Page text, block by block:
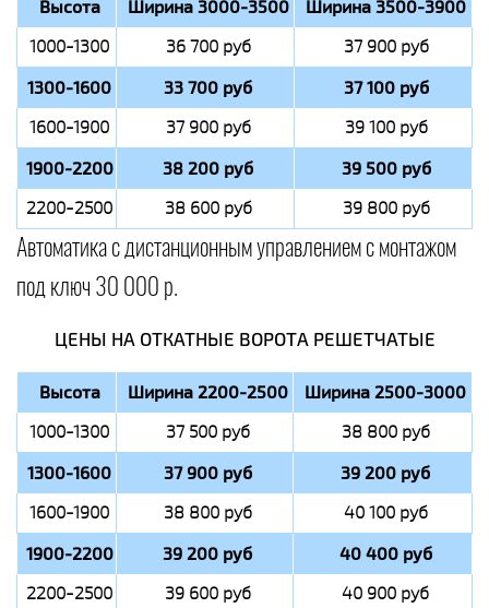
Высота Ширина 3000-3500 Ширина 3500-3900
1000-1300 36 700 руб 37 900 руб
1300-1600 33 700 руб 37 100 руб
1600-1900 37 900 руб 39 100 руб
1900-2200 38 200 руб 39 500 руб
2200-2500 38 600 руб 39 800 руб
Автоматика с дистанционным управлением с монтажом
под ключ 30 000 р.
ЦЕНЫ НА ОТКАТНЫЕ ВОРОТА РЕШЕТЧАТЫЕ
Высота Ширина 2200-2500 Ширина 2500-3000
1000-1300 37 500 руб 38 800 руб
1300-1600 37 900 руб 39 200 руб
1600-1900 38 800 руб 40 100 руб
1900-2200 39 200 руб 40 400 руб
2200-2500 39 600 руб 40 900 руб